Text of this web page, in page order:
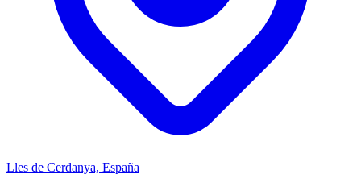
Lles de Cerdanya, España